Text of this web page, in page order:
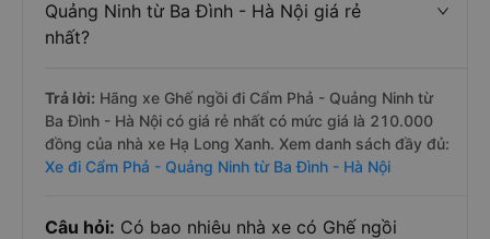
Quảng Ninh từ Ba Đình - Hà Nội giá rẻ
nhất?
Trả lời: Hãng xe Ghế ngồi đi Cẩm Phả - Quảng Ninh từ
Ba Đình - Hà Nội có giá rẻ nhất có mức giá là 210.000
đồng của nhà xe Hạ Long Xanh. Xem danh sách đầy đủ:
Xe đi Cẩm Phả - Quảng Ninh từ Ba Đình - Hà Nội
Câu hỏi: Có bao nhiêu nhà xe có Ghế ngồi